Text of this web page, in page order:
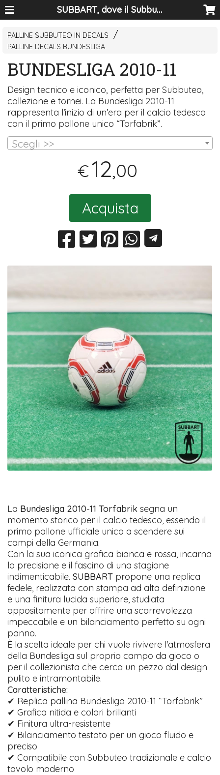
SUBBART, dove il Subbuteo diventa arte
PALLINE SUBBUTEO IN DECALS
PALLINE DECALS BUNDESLIGA
BUNDESLIGA 2010-11
Design tecnico e iconico, perfetta per Subbuteo,
collezione e tornei. La Bundesliga 2010-11
rappresenta l’inizio di un’era per il calcio tedesco
con il primo pallone unico “Torfabrik”.
Scegli >>
€12,00
Acquista
La Bundesliga 2010-11 Torfabrik segna un
momento storico per il calcio tedesco, essendo il
primo pallone ufficiale unico a scendere sui
campi della Germania.
Con la sua iconica grafica bianca e rossa, incarna
la precisione e il fascino di una stagione
indimenticabile.SUBBART propone una replica
fedele, realizzata con stampa ad alta definizione
e una finitura lucida superiore, studiata
appositamente per offrire una scorrevolezza
impeccabile e un bilanciamento perfetto su ogni
panno.
È la scelta ideale per chi vuole rivivere l'atmosfera
della Bundesliga sul proprio campo da gioco o
per il collezionista che cerca un pezzo dal design
pulito e intramontabile.
Caratteristiche:
✔ Replica pallina Bundesliga 2010-11 “Torfabrik”
✔ Grafica nitida e colori brillanti
✔ Finitura ultra-resistente
✔ Bilanciamento testato per un gioco fluido e
preciso
✔ Compatibile con Subbuteo tradizionale e calcio
tavolo moderno